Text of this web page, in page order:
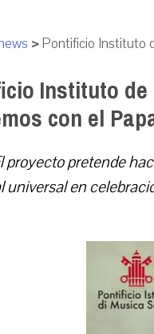
>Pontificio Instituto
Instituto
con el
proyecto pretende
universal en